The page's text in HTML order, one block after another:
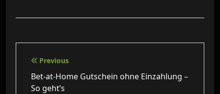
Beitragsnavigation
Previous
Bet-at-Home Gutschein ohne Einzahlung –
So geht’s